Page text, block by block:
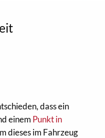
dass ein
einem Punkt in
dieses im Fahrzeug